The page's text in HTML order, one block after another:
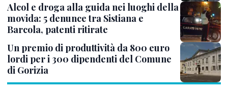
Alcol e droga alla guida nei luoghi della
movida: 5 denunce tra Sistiana e
Barcola, patenti ritirate
Un premio di produttività da 800 euro
lordi per i 300 dipendenti del Comune
di Gorizia